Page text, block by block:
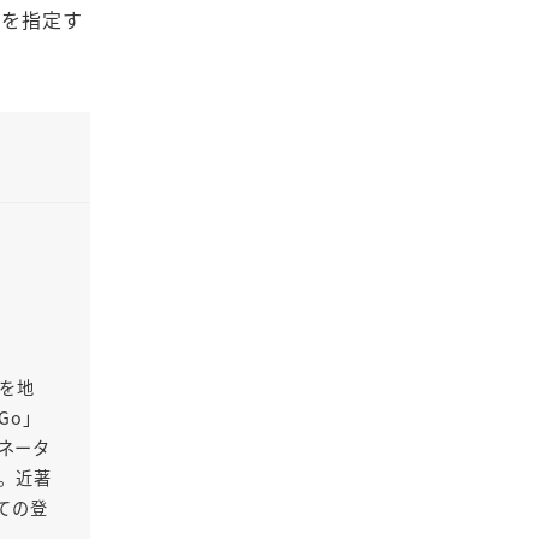
指定す
地
」
ータ
近著
の登